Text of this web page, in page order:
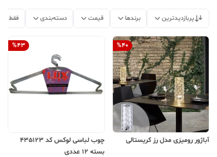
پربازدیدترین برندها قیمت دسته‌بندی فقط
%40
آباژور رومیزی مدل رز کریستالی
%43
چوب لباسی لوکس کد 435123
بسته 12 عددی